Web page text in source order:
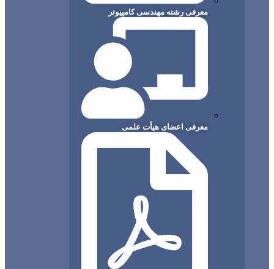
معرفی رشته مهندسی کامپیوتر
معرفی اعضای هیأت علمی